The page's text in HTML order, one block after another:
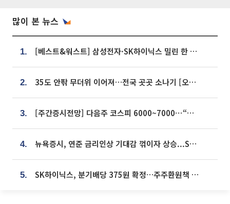
많이 본 뉴스
1. [베스트&워스트] 삼성전자·SK하이닉스 밀린 한 주…상상인증권은 85% 급등
2. 35도 안팎 무더위 이어져…전국 곳곳 소나기 [오늘 날씨]
3. [주간증시전망] 다음주 코스피 6000~7000⋯“外人 수급은 정책이 변수”
4. 뉴욕증시, 연준 금리인상 기대감 꺾이자 상승...S&P500 사상 최고치 [종합]
5. SK하이닉스, 분기배당 375원 확정…주주환원책 9월로 앞당겨 발표